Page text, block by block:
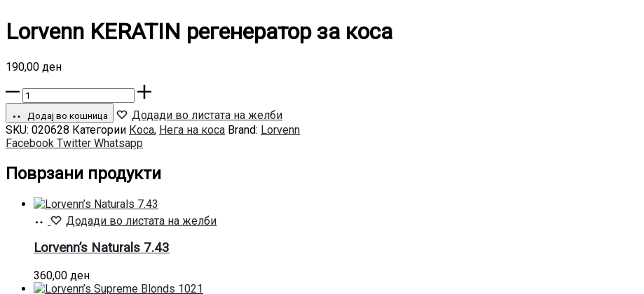
SILVER
150мл
миење
мрсна
Lorvenn KERATIN регенератор за коса
190,00 ден
Lorvenn
KERATIN
регенератор
за
коса
Додај во кошница
Додади во листата на желби
SKU: 020628 Категории Коса, Нега на коса Brand: Lorvenn
Сподели
Facebook Twitter Whatsapp
Поврзани продукти
Додај
во
кошница
Додади во листата на желби
Lorvenn’s Naturals 7.43
360,00 ден